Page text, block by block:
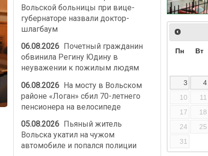
Вольской больницы при вице-
губернаторе назвали доктор-
шлагбаум
06.08.2026
Почетный гражданин
обвинила Регину Юдину в
неуважении к пожилым людям
06.08.2026 На мосту в Вольском
районе «Логан» сбил 70-летнего
пенсионера на велосипеде
05.08.2026
Пьяный житель
Вольска укатил на чужом
автомобиле и попался полиции
Пн Вт
3
4
10
11
17
18
24
25
31